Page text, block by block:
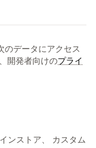
のデータにアクセス
開発者向けのプライ
ンストア、 カスタム